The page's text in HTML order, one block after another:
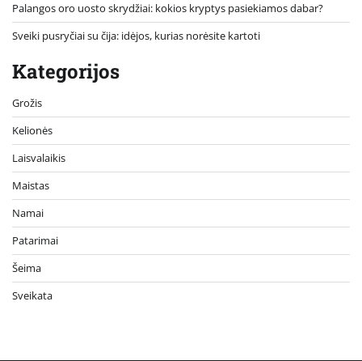
Palangos oro uosto skrydžiai: kokios kryptys pasiekiamos dabar?
Sveiki pusryčiai su čija: idėjos, kurias norėsite kartoti
Kategorijos
Grožis
Kelionės
Laisvalaikis
Maistas
Namai
Patarimai
Šeima
Sveikata